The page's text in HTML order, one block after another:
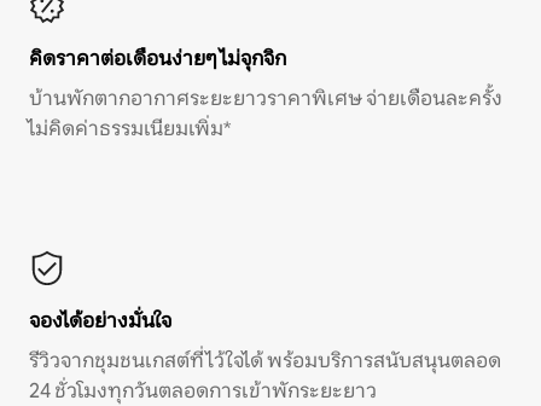
คิดราคาต่อเดือนง่ายๆ ไม่จุกจิก
บ้านพักตากอากาศระยะยาวราคาพิเศษ จ่ายเดือนละครั้ง
ไม่คิดค่าธรรมเนียมเพิ่ม*
จองได้อย่างมั่นใจ
รีวิวจากชุมชนเกสต์ที่ไว้ใจได้ พร้อมบริการสนับสนุนตลอด
24 ชั่วโมงทุกวันตลอดการเข้าพักระยะยาว